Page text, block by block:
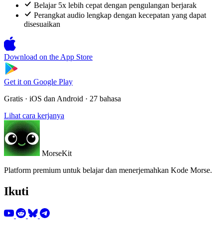
Belajar 5x lebih cepat dengan pengulangan berjarak
Perangkat audio lengkap dengan kecepatan yang dapat
disesuaikan
Download on the App Store
Get it on Google Play
Gratis · iOS dan Android · 27 bahasa
Lihat cara kerjanya
MorseKit
Platform premium untuk belajar dan menerjemahkan Kode Morse.
Ikuti